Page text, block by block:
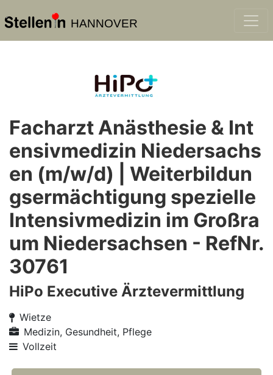
HANNOVER
Facharzt Anästhesie & Int
ensivmedizin Niedersachs
en (m/w/d) | Weiterbildun
gsermächtigung spezielle
Intensivmedizin im Großra
um Niedersachsen - RefNr.
30761
HiPo Executive Ärztevermittlung
Wietze
Medizin, Gesundheit, Pflege
Vollzeit